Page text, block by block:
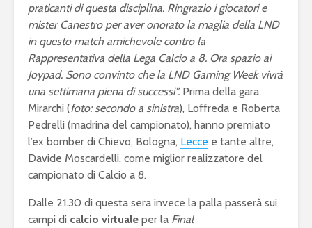
praticanti di questa disciplina. Ringrazio i giocatori e
mister Canestro per aver onorato la maglia della LND
in questo match amichevole contro la
Rappresentativa della Lega Calcio a 8. Ora spazio ai
Joypad. Sono convinto che la LND Gaming Week vivrà
una settimana piena di successi”. Prima della gara
Mirarchi (foto: secondo a sinistra), Loffreda e Roberta
Pedrelli (madrina del campionato), hanno premiato
l’ex bomber di Chievo, Bologna, Lecce e tante altre,
Davide Moscardelli, come miglior realizzatore del
campionato di Calcio a 8.
Dalle 21.30 di questa sera invece la palla passerà sui
campi di calcio virtuale per la Final